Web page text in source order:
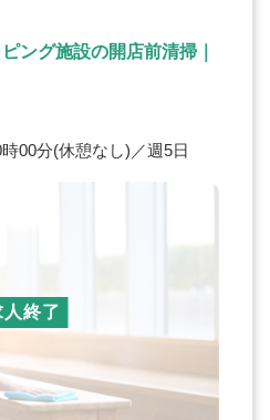
ング施設の開店前清掃｜
00分(休憩なし)／週5日
人終了